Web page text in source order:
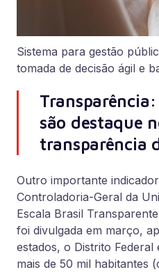
Sistema para gestão
tomada de decisão ágil e
são destaque
transparência
Outro importante
Controladoria-Geral da
Escala Brasil
foi divulgada em março,
estados, o Distrito
mais de 50 mil habitantes